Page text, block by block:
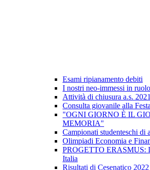
Esami ripianamento debiti
I nostri neo-immessi in ruolo
Attività di chiusura a.s.
Consulta giovanile alla
"OGNI GIORNO È IL
MEMORIA"
Campionati studenteschi di
Olimpiadi Economia e
PROGETTO ERASMUS:
Italia
Risultati di Cesenatico 2022